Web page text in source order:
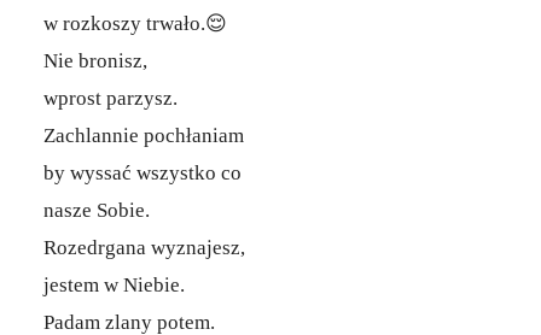
w rozkoszy trwało.😌
Nie bronisz,
wprost parzysz.
Zachlannie pochłaniam
by wyssać wszystko co
nasze Sobie.
Rozedrgana wyznajesz,
jestem w Niebie.
Padam zlany potem.